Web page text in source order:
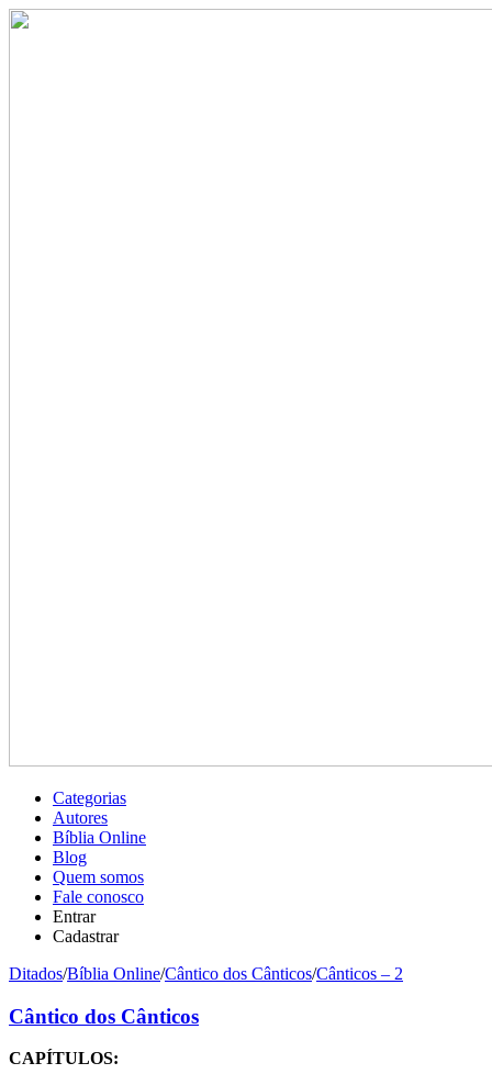
Categorias
Autores
Bíblia Online
Blog
Quem somos
Fale conosco
Entrar
Cadastrar
Ditados/Bíblia Online/Cântico dos Cânticos/Cânticos – 2
Cântico dos Cânticos
CAPÍTULOS: